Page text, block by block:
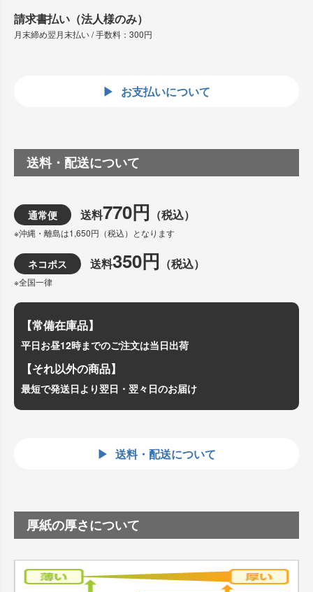
請求書払い（法人様のみ）
月末締め翌月末払い / 手数料：300円
お支払いについて
送料・配送について
通常便 送料770円 （税込）
※沖縄・離島は1,650円（税込）となります
ネコポス 送料350円 （税込）
※全国一律
【常備在庫品】
平日お昼12時までのご注文は当日出荷
【それ以外の商品】
最短で発送日より翌日・翌々日のお届け
送料・配送について
厚紙の厚さについて